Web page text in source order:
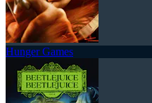
Hunger Games